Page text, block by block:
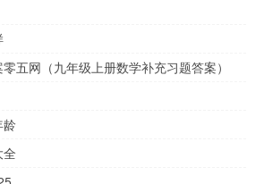
五网（九年级上册数学补充习题答案）
龄